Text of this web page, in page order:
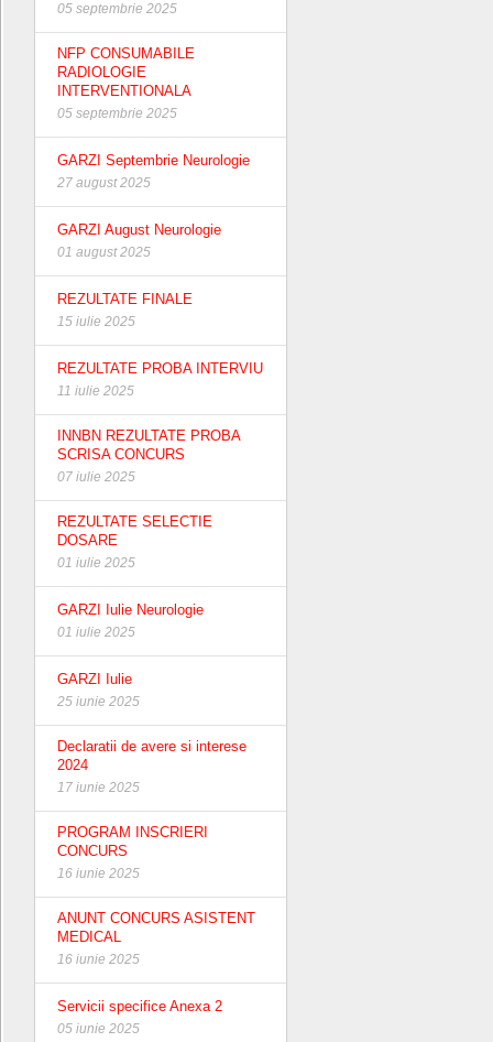
05 septembrie 2025
NFP CONSUMABILE
RADIOLOGIE
INTERVENTIONALA
05 septembrie 2025
GARZI Septembrie Neurologie
27 august 2025
GARZI August Neurologie
01 august 2025
REZULTATE FINALE
15 iulie 2025
REZULTATE PROBA INTERVIU
11 iulie 2025
INNBN REZULTATE PROBA
SCRISA CONCURS
07 iulie 2025
REZULTATE SELECTIE
DOSARE
01 iulie 2025
GARZI Iulie Neurologie
01 iulie 2025
GARZI Iulie
25 iunie 2025
Declaratii de avere si interese
2024
17 iunie 2025
PROGRAM INSCRIERI
CONCURS
16 iunie 2025
ANUNT CONCURS ASISTENT
MEDICAL
16 iunie 2025
Servicii specifice Anexa 2
05 iunie 2025